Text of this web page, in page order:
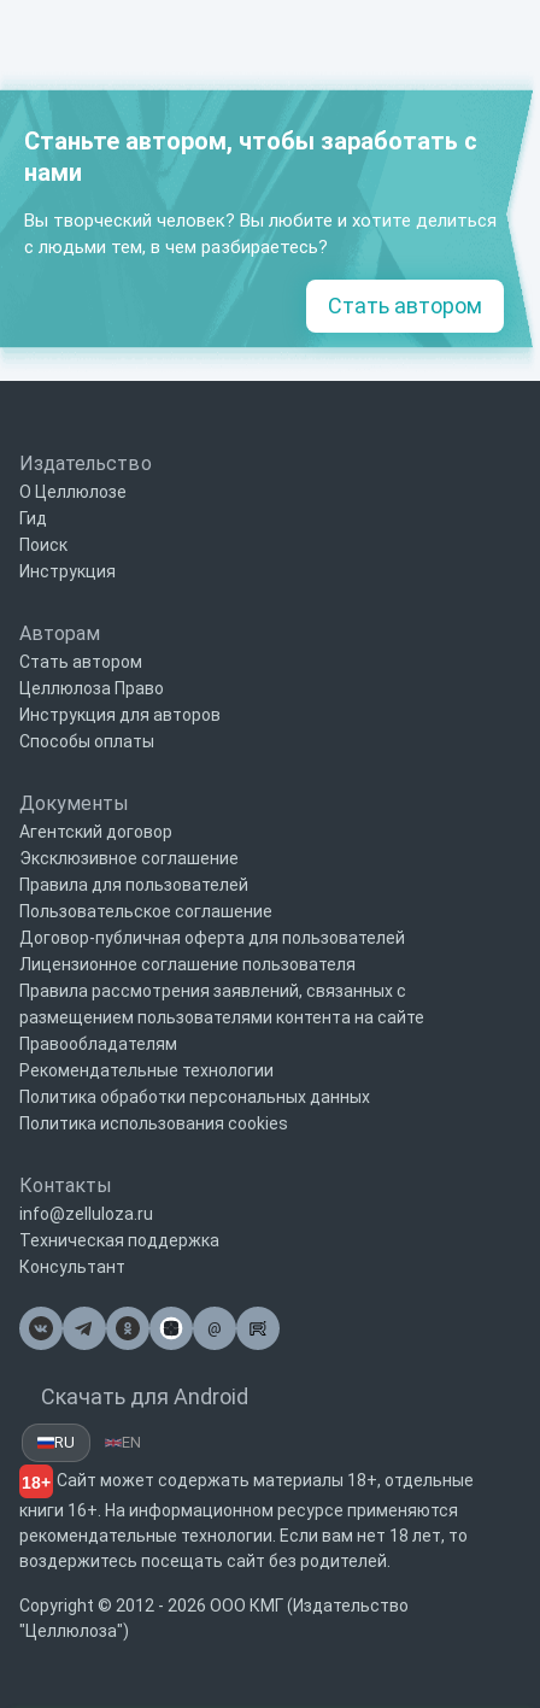
Станьте автором, чтобы заработать с
нами
Вы творческий человек? Вы любите и хотите делиться
с людьми тем, в чем разбираетесь?
Стать автором
Издательство
О Целлюлозе
Гид
Поиск
Инструкция
Авторам
Стать автором
Целлюлоза Право
Инструкция для авторов
Способы оплаты
Документы
Агентский договор
Эксклюзивное соглашение
Правила для пользователей
Пользовательское соглашение
Договор-публичная оферта для пользователей
Лицензионное соглашение пользователя
Правила рассмотрения заявлений, связанных с
размещением пользователями контента на сайте
Правообладателям
Рекомендательные технологии
Политика обработки персональных данных
Политика использования cookies
Контакты
info@zelluloza.ru
Техническая поддержка
Консультант
@
Почта
Скачать для Android
RU EN
18+ Сайт может содержать материалы 18+, отдельные
книги 16+. На информационном ресурсе применяются
рекомендательные технологии. Если вам нет 18 лет, то
воздержитесь посещать сайт без родителей.
Copyright © 2012 - 2026 ООО КМГ (Издательство
"Целлюлоза")